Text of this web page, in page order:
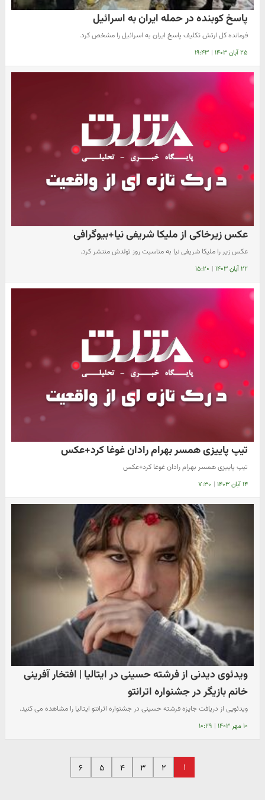
پاسخ کوبنده در حمله ایران به اسرائیل
فرمانده کل ارتش تکلیف پاسخ ایران به اسرائیل را مشخص کرد.
۲۵ آبان ۱۴۰۳ | ۱۹:۴۳
عکس زیرخاکی از ملیکا شریفی نیا+بیوگرافی
عکس زیر را ملیکا شریفی نیا به مناسبت روز تولدش منتشر کرد.
۲۲ آبان ۱۴۰۳ | ۱۵:۲۰
تیپ پاییزی همسر بهرام رادان غوغا کرد+عکس
تیپ پاییزی همسر بهرام رادان غوغا کرد+عکس
۱۴ آبان ۱۴۰۳ | ۷:۳۰
ویدئوی دیدنی از فرشته حسینی در ایتالیا | افتخار آفرینی
خانم بازیگر در جشنواره اترانتو
ویدئویی از دریافت جایزه فرشته حسینی در جشنواره اترانتو ایتالیا را مشاهده می کنید.
۱۰ مهر ۱۴۰۳ | ۱۰:۲۹
۱ ۲ ۳ ۴ ۵ ۶